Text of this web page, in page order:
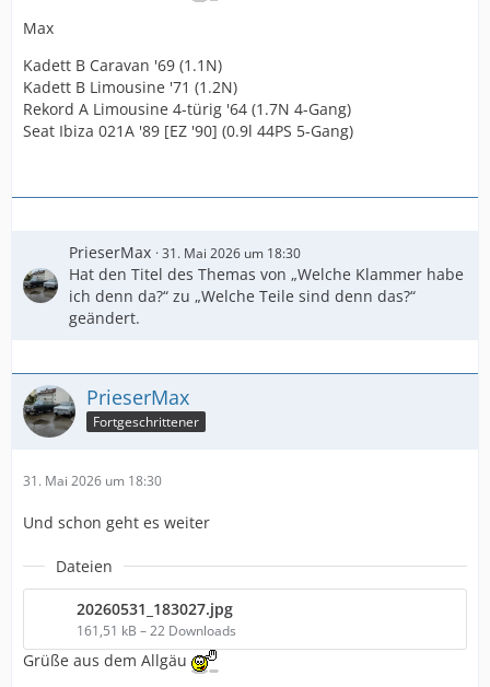
Max
Kadett B Caravan '69 (1.1N)
Kadett B Limousine '71 (1.2N)
Rekord A Limousine 4-türig '64 (1.7N 4-Gang)
Seat Ibiza 021A '89 [EZ '90] (0.9l 44PS 5-Gang)
PrieserMax 31. Mai 2026 um 18:30
Hat den Titel des Themas von „Welche Klammer habe
ich denn da?“ zu „Welche Teile sind denn das?“
geändert.
PrieserMax
Fortgeschrittener
31. Mai 2026 um 18:30
Und schon geht es weiter
Dateien
20260531_183027.jpg
161,51 kB – 22 Downloads
Grüße aus dem Allgäu